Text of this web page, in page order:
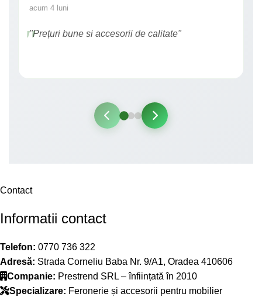
acum 4 luni
"Prețuri bune si accesorii de calitate"
Contact
Informatii contact
Telefon: 0770 736 322
Adresă: Strada Corneliu Baba Nr. 9/A1, Oradea 410606
Companie: Prestrend SRL – înființată în 2010
Specializare: Feronerie și accesorii pentru mobilier